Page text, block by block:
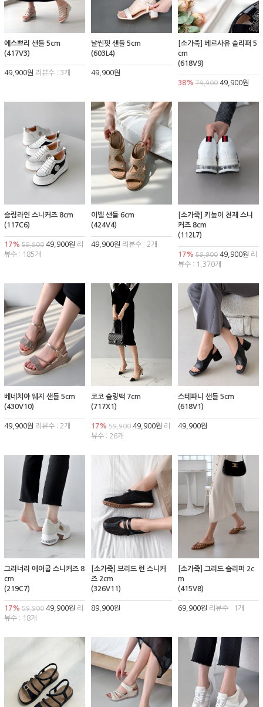
에스쁘리 샌들 5cm
(417V3)
49,900원 리뷰수 : 3개
날씬핏 샌들 5cm
(603L4)
49,900원
[소가죽] 베르사유 슬리퍼 5
cm
(618V9)
38% 79,90049,900원
슬림라인 스니커즈 8cm
(117C6)
17% 59,900 49,900원 리
뷰수 : 185개
이벨 샌들 6cm
(424V4)
49,900원 리뷰수 : 2개
[소가죽] 키높이 천재 스니
커즈 8cm
(112L7)
17% 59,90049,900원 리
뷰수 : 1,370개
베네치아 웨지 샌들 5cm
(430V10)
49,900원 리뷰수 : 2개
코코 슬링백 7cm
(717X1)
17% 59,90049,900원 리
뷰수 : 26개
스테파니 샌들 5cm
(618V1)
49,900원
그리너리 에어굽 스니커즈 8
cm
(219C7)
17% 59,900 49,900원 리
뷰수 : 18개
[소가죽] 브리드 런 스니커
즈 2cm
(326V11)
89,900원
[소가죽] 그리드 슬리퍼 2c
m
(415V8)
69,900원 리뷰수 : 1개